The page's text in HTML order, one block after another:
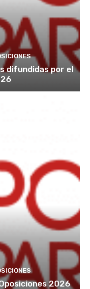
difundidas por el
2026